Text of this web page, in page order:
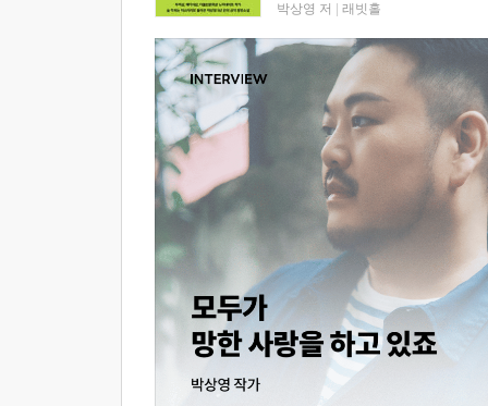
박상영 저 래빗홀